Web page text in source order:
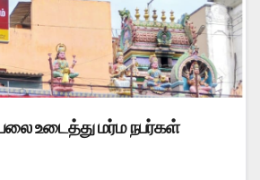
உடைத்து மர்ம நபர்கள்